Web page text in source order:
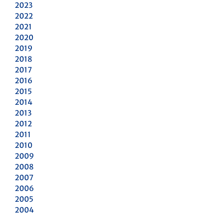
2023
2022
2021
2020
2019
2018
2017
2016
2015
2014
2013
2012
2011
2010
2009
2008
2007
2006
2005
2004